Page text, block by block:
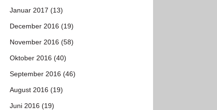
Januar 2017 (13)
December 2016 (19)
November 2016 (58)
Oktober 2016 (40)
September 2016 (46)
August 2016 (19)
Juni 2016 (19)